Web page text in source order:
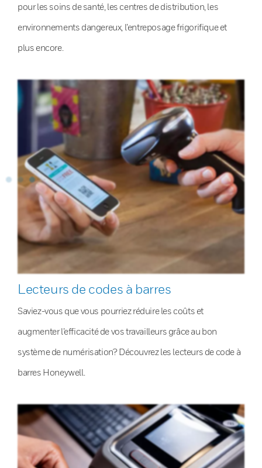
pour les soins de santé, les centres de distribution, les
environnements dangereux, l’entreposage frigorifique et
plus encore.
Lecteurs de codes à barres
Saviez-vous que vous pourriez réduire les coûts et
augmenter l’efficacité de vos travailleurs grâce au bon
système de numérisation? Découvrez les lecteurs de code à
barres Honeywell.